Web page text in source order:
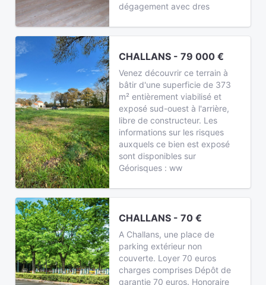
dégagement avec dres
CHALLANS - 79 000 €
Venez découvrir ce terrain à
bâtir d'une superficie de 373
m² entièrement viabilisé et
exposé sud-ouest à l'arrière,
libre de constructeur. Les
informations sur les risques
auxquels ce bien est exposé
sont disponibles sur
Géorisques : ww
CHALLANS - 70 €
A Challans, une place de
parking extérieur non
couverte. Loyer 70 euros
charges comprises Dépôt de
garantie 70 euros. Honoraire